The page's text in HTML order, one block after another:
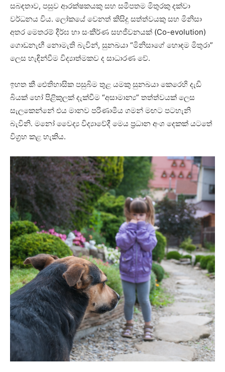
සබඳතාව, පසුව ආරක්ෂකයකු සහ සමීපතම මිතුරකු දක්වා
වර්ධනය විය. ලෝකයේ වෙනත් කිසිදු සත්ත්වයකු සහ මිනිසා
අතර මෙතරම් දීර්ඝ හා සංකීර්ණ සහජීවනයක් (Co-evolution)
ගොඩනැඟී නොමැති බැවින්, සුනඛයා “මිනිසාගේ හොඳම මිතුරා”
ලෙස හැඳින්වීම විද්‍යාත්මකව ද සාධාරණ වේ.
ඉහත කී ඓතිහාසික පසුබිම තුළ යමකු සුනඛයා කෙරෙහි දැඩි
බියක් හෝ පිළිකුලක් දැක්වීම “අසාමාන්‍ය” තත්ත්වයක් ලෙස
සැලකෙන්නේ එය මානව පරිණාමීය ගමන් මඟට පටහැනි
බැවිනි. මනෝ වෛද්‍ය විද්‍යාවේදී මෙය ප්‍රධාන අංශ දෙකක් යටතේ
විග්‍රහ කළ හැකිය.